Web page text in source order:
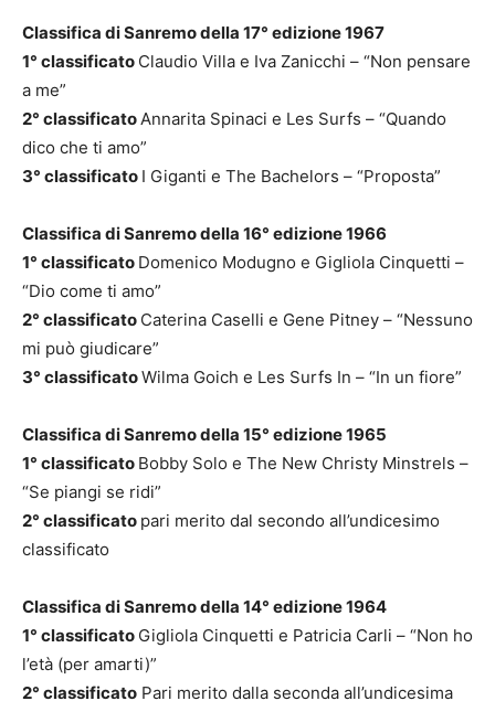
Classifica di Sanremo della 17° edizione 1967
1° classificato Claudio Villa e Iva Zanicchi – “Non pensare
a me”
2° classificatoAnnarita Spinaci e Les Surfs – “Quando
dico che ti amo”
3° classificato I Giganti e The Bachelors – “Proposta”
Classifica di Sanremo della 16° edizione 1966
1° classificato Domenico Modugno e Gigliola Cinquetti –
“Dio come ti amo”
2° classificato Caterina Caselli e Gene Pitney – “Nessuno
mi può giudicare”
3° classificatoWilma Goich e Les Surfs In – “In un fiore”
Classifica di Sanremo della 15° edizione 1965
1° classificato Bobby Solo e The New Christy Minstrels –
“Se piangi se ridi”
2° classificato pari merito dal secondo all’undicesimo
classificato
Classifica di Sanremo della 14° edizione 1964
1° classificato Gigliola Cinquetti e Patricia Carli – “Non ho
l’età (per amarti)”
2° classificato Pari merito dalla seconda all’undicesima